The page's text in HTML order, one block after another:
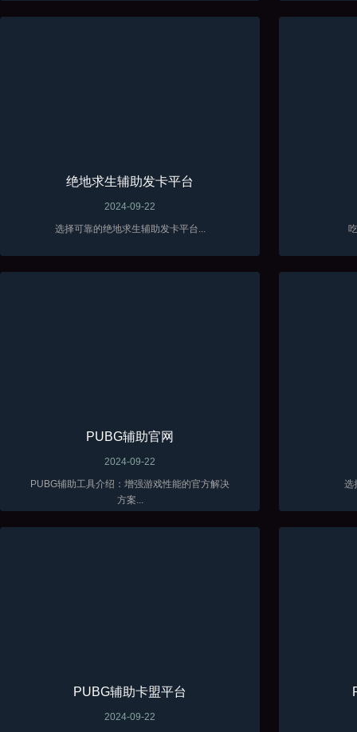
绝地求生辅助发卡平台
2024-09-22
选择可靠的绝地求生辅助发卡平台...
PUBG辅助官网
2024-09-22
PUBG辅助工具介绍：增强游戏性能的官方解决
方案...
选
PUBG辅助卡盟平台
2024-09-22